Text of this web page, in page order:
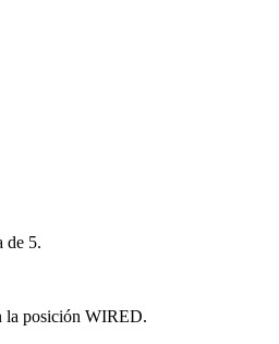
de 5.
la posición WIRED.